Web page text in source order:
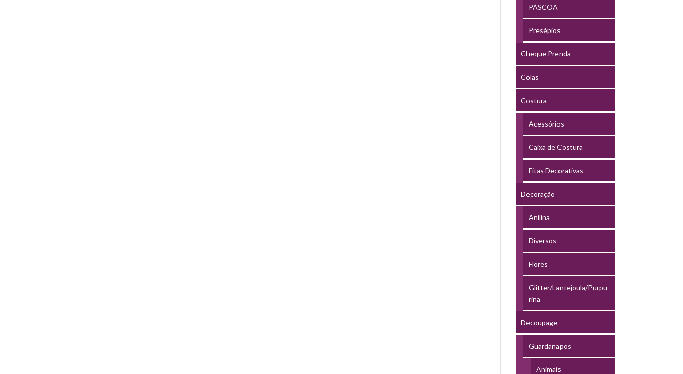
PÁSCOA
Presépios
Cheque Prenda
Colas
Costura
Acessórios
Caixa de Costura
Fitas Decorativas
Decoração
Anilina
Diversos
Flores
Glitter/Lantejoula/Purpu
rina
Decoupage
Guardanapos
Animais